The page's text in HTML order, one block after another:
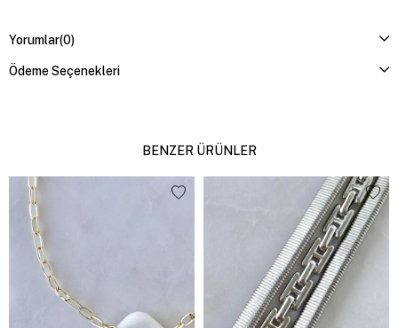
Yorumlar(0)
Ödeme Seçenekleri
BENZER ÜRÜNLER